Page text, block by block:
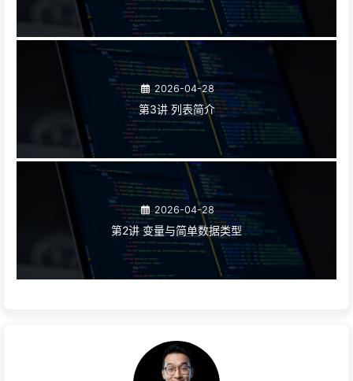
2026-04-28
第3讲 列表简介
2026-04-28
第2讲 变量与简单数据类型